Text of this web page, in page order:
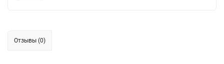
Отзывы (0)